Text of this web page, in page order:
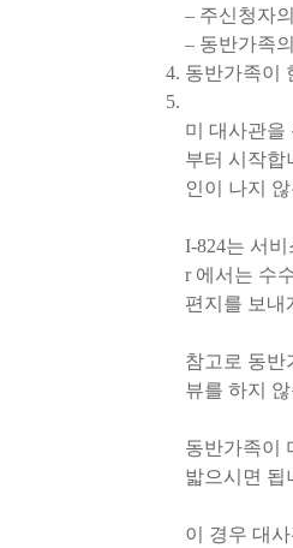
– 주신청자
– 동반가족
동반가족이
미 대사관을
부터 시작합
인이 나지
I-824는 서비
r 에서는 수
편지를 보내
참고로 동반
뷰를 하지
동반가족이
밟으시면 됩
이 경우 대